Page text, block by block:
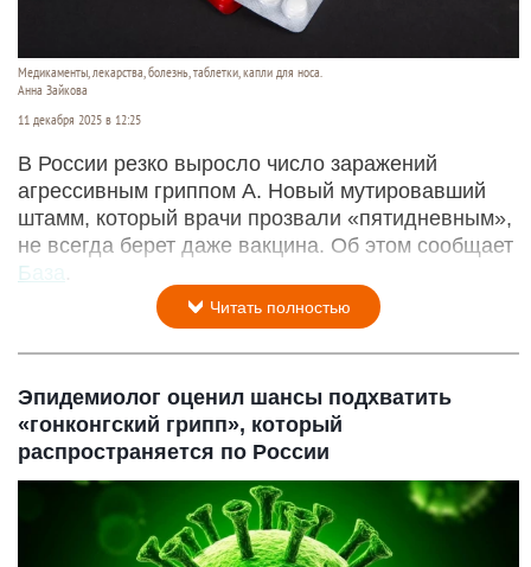
Медикаменты, лекарства, болезнь, таблетки, капли для носа.
Анна Зайкова
11 декабря 2025 в 12:25
В России резко выросло число заражений
агрессивным гриппом А. Новый мутировавший
штамм, который врачи прозвали «пятидневным»,
не всегда берет даже вакцина. Об этом сообщает
База
Читать полностью
Эпидемиолог оценил шансы подхватить
«гонконгский грипп», который
распространяется по России